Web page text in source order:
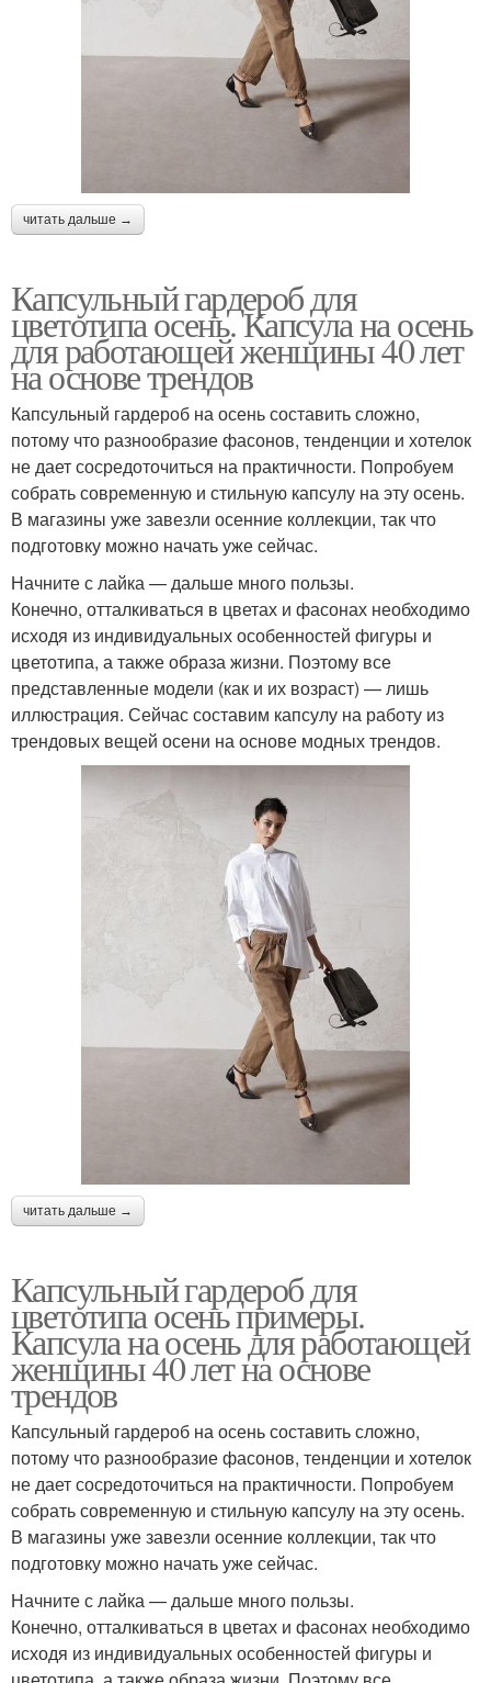
читать дальше →
Капсульный гардероб для
цветотипа осень. Капсула на осень
для работающей женщины 40 лет
на основе трендов
Капсульный гардероб на осень составить сложно,
потому что разнообразие фасонов, тенденции и хотелок
не дает сосредоточиться на практичности. Попробуем
собрать современную и стильную капсулу на эту осень.
В магазины уже завезли осенние коллекции, так что
подготовку можно начать уже сейчас.
Начните с лайка — дальше много пользы.
Конечно, отталкиваться в цветах и фасонах необходимо
исходя из индивидуальных особенностей фигуры и
цветотипа, а также образа жизни. Поэтому все
представленные модели (как и их возраст) — лишь
иллюстрация. Сейчас составим капсулу на работу из
трендовых вещей осени на основе модных трендов.
читать дальше →
Капсульный гардероб для
цветотипа осень примеры.
Капсула на осень для работающей
женщины 40 лет на основе
трендов
Капсульный гардероб на осень составить сложно,
потому что разнообразие фасонов, тенденции и хотелок
не дает сосредоточиться на практичности. Попробуем
собрать современную и стильную капсулу на эту осень.
В магазины уже завезли осенние коллекции, так что
подготовку можно начать уже сейчас.
Начните с лайка — дальше много пользы.
Конечно, отталкиваться в цветах и фасонах необходимо
исходя из индивидуальных особенностей фигуры и